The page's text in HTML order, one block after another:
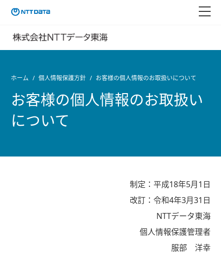
ホーム 個人情報保護方針 お客様の個人情報のお取扱いについて
お客様の個人情報のお取扱い
について
制定：平成18年5月1日
改訂：令和4年3月31日
NTTデータ東海
個人情報保護管理者
服部 洋幸